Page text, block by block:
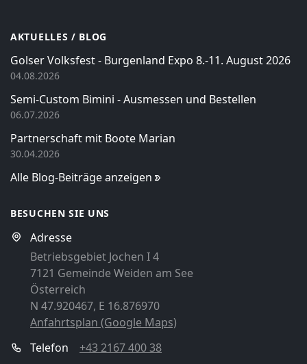
AKTUELLES / BLOG
Golser Volksfest - Burgenland Expo 8.-11. August 2026
04.08.2026
Semi-Custom Bimini - Ausmessen und Bestellen
06.07.2026
Partnerschaft mit Boote Marian
30.04.2026
Alle Blog-Beiträge anzeigen
BESUCHEN SIE UNS
Adresse
Betriebsgebiet Jochen I 4
7121 Gemeinde Weiden am See
Österreich
N 47.920467, E 16.876970
Anfahrtsplan (Google Maps)
Telefon
+43 2167 400 38